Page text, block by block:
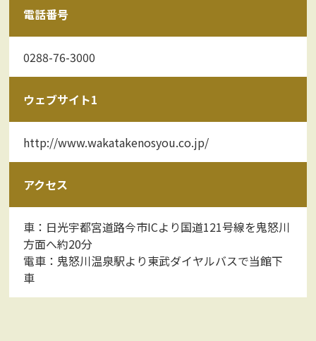
電話番号
0288-76-3000
ウェブサイト1
http://www.wakatakenosyou.co.jp/
アクセス
車：日光宇都宮道路今市ICより国道121号線を鬼怒川
方面へ約20分
電車：鬼怒川温泉駅より東武ダイヤルバスで当館下
車